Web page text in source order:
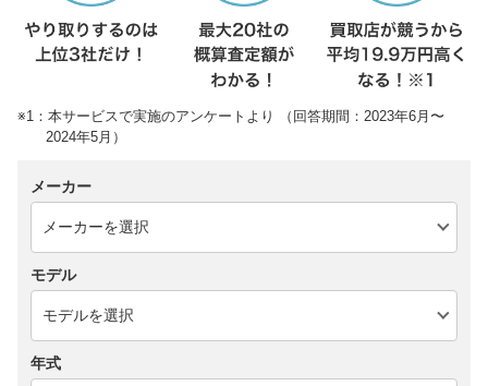
※1：本サービスで実施のアンケートより （回答期間：2023年6月〜
2024年5月）
メーカー
モデル
年式